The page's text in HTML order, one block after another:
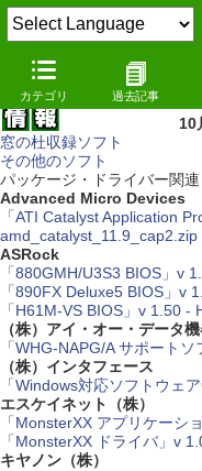
カテゴリ 過去記事
10
窓の杜収録ソフト
その他のソフト
パッケージ・ドライバー関連
Advanced Micro Devices
「ATI Catalyst Application
amd_catalyst_11.9_cap2.zip
ASRock
「880GMH/U3S3 BIOS」v
「890FX Deluxe5 BIOS」v
「H61M-VS BIOS」v 1.50 -
（株）アイ・オー・データ
「WHG-NAPG/A サポート
（株）インタフェース
「Windows対応ソフトウェ
エスケイネット（株）
「MonsterXX アプリケーシ
「MonsterXX ドライバ」v
キヤノン（株）